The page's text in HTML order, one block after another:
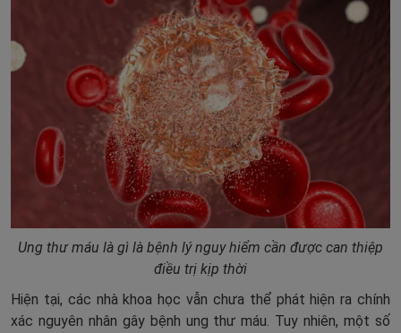
Ung thư máu là gì là bệnh lý nguy hiểm cần được can thiệp
điều trị kịp thời
Hiện tại, các nhà khoa học vẫn chưa thể phát hiện ra chính
xác nguyên nhân gây bệnh ung thư máu. Tuy nhiên, một số